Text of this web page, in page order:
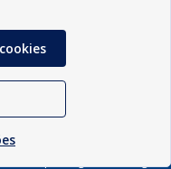
PB
PB, 58322-000
às 14h.